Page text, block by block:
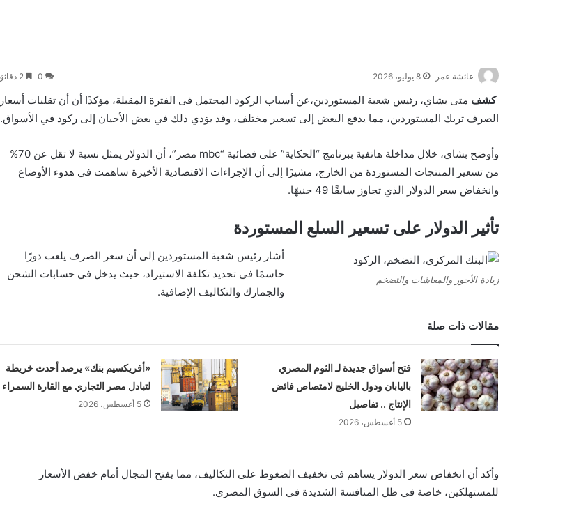
عائشة عمر 8 يوليو، 2026 0
كشف متى بشاي، رئيس شعبة المستوردين،عن أسباب الركود المحتمل فى الفترة المقبلة، مؤكدًا أن أن تقلبات أسعار
الصرف تربك المستوردين، مما يدفع البعض إلى تسعير مختلف، وقد يؤدي ذلك في بعض الأحيان إلى ركود في الأسواق.
وأوضح بشاي، خلال مداخلة هاتفية ببرنامج “الحكاية” على فضائية “mbc مصر”، أن الدولار يمثل نسبة لا تقل عن 70%
من تسعير المنتجات المستوردة من الخارج، مشيرًا إلى أن الإجراءات الاقتصادية الأخيرة ساهمت في هدوء الأوضاع
وانخفاض سعر الدولار الذي تجاوز سابقًا 49 جنيهًا.
تأثير الدولار على تسعير السلع المستوردة
زيادة الأجور والمعاشات والتضخم
أشار رئيس شعبة المستوردين إلى أن سعر الصرف يلعب دورًا
حاسمًا في تحديد تكلفة الاستيراد، حيث يدخل في حسابات الشحن
والجمارك والتكاليف الإضافية.
مقالات ذات صلة
فتح أسواق جديدة لـ الثوم المصري
باليابان ودول الخليج لامتصاص فائض
الإنتاج .. تفاصيل
5 أغسطس، 2026
«أفريكسيم بنك» يرصد أحدث خريطة
لتبادل مصر التجاري مع القارة السمراء
5 أغسطس، 2026
وأكد أن انخفاض سعر الدولار يساهم في تخفيف الضغوط على التكاليف، مما يفتح المجال أمام خفض الأسعار
للمستهلكين، خاصة في ظل المنافسة الشديدة في السوق المصري.